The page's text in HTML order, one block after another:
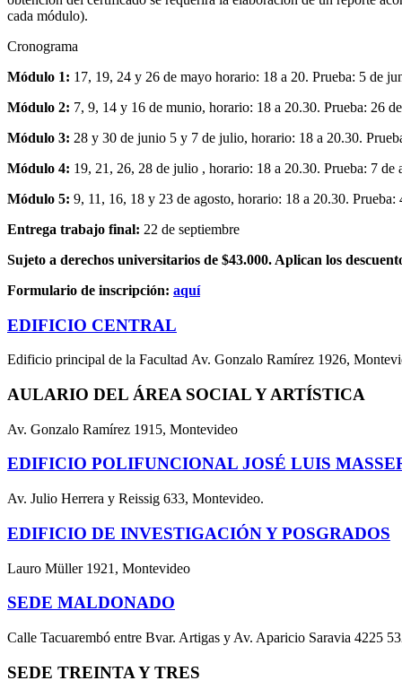
cada módulo).
Cronograma
Módulo 1: 17, 19, 24 y 26 de mayo horario: 18 a 20. Prueba: 5 de
Módulo 2: 7, 9, 14 y 16 de munio, horario: 18 a 20.30. Prueba: 26
Módulo 3: 28 y 30 de junio 5 y 7 de julio, horario: 18 a 20.30.
Módulo 4: 19, 21, 26, 28 de julio , horario: 18 a 20.30. Prueba: 7 de
Módulo 5: 9, 11, 16, 18 y 23 de agosto, horario: 18 a 20.30. Prueba:
Entrega trabajo final: 22 de septiembre
Sujeto a derechos universitarios de $43.000. Aplican los
Formulario de inscripción: aquí
EDIFICIO CENTRAL
Edificio principal de la Facultad Av. Gonzalo Ramírez 1926,
AULARIO DEL ÁREA SOCIAL Y ARTÍSTICA
Av. Gonzalo Ramírez 1915, Montevideo
EDIFICIO POLIFUNCIONAL JOSÉ LUIS
Av. Julio Herrera y Reissig 633, Montevideo.
EDIFICIO DE INVESTIGACIÓN Y POSGRADOS
Lauro Müller 1921, Montevideo
SEDE MALDONADO
Calle Tacuarembó entre Bvar. Artigas y Av. Aparicio Saravia 4225
SEDE TREINTA Y TRES